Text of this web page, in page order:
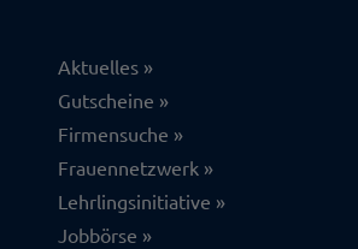
Aktuelles
Gutscheine
Firmensuche
Frauennetzwerk
Lehrlingsinitiative
Jobbörse